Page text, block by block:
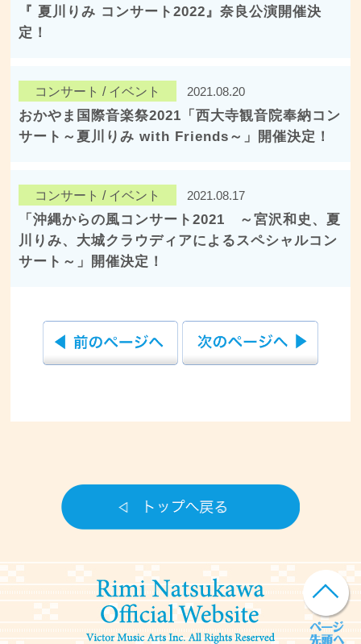
『 夏川りみ コンサート2022』奈良公演開催決
定！
コンサート / イベント 2021.08.20
おかやま国際音楽祭2021「西大寺観音院奉納コン
サート～夏川りみ with Friends～」開催決定！
コンサート / イベント 2021.08.17
「沖縄からの風コンサート2021 ～宮沢和史、夏
川りみ、大城クラウディアによるスペシャルコン
サート～」開催決定！